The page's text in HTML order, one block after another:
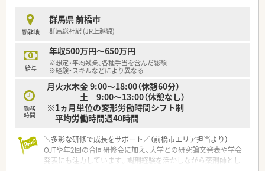
りやすい環境です。
■勤続10年以上在籍している方も多数いらっしゃいます。
＜研修制度＞
■OJT、合同研修会(年2回)、メーカー勉強会など、キャリアに合
わせた充実した教育体制がございます。
■研修の一環として大学との研究論文発表、学会発表にも力を入
れています。
＜こんな方にオススメ！＞
★ライフワークバランス重視の方！
★軽量科目をお探しの方！
★会社と現場の距離が近く、風通しの良い現場をお探しの方！
勤務地
群馬県 前橋市
群馬総社駅 (JR上越線)
給与
年収500万円～650万円
※想定・平均残業、各種手当を含んだ総額
※経験・スキルなどにより異なる
勤務
時間
月火水木金 9:00～18:00（休憩60分）
土 9:00～13:00（休憩なし）
※1ヵ月単位の変形労働時間シフト制
平均労働時間週40時間
＼多彩な研修で成長をサポート／（前橋市エリア担当より）
OJTや年2回の合同研修会に加え、大学との研究論文発表や学会
発表にも注力しています。調剤経験を活かしながら薬剤師とし